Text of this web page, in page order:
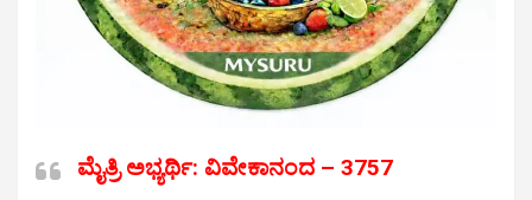
ಮೈತ್ರಿ ಅಭ್ಯರ್ಥಿ: ವಿವೇಕಾನಂದ – 3757